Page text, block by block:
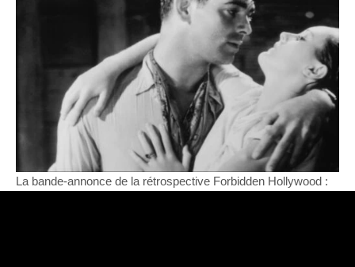
La bande-annonce de la rétrospective Forbidden Hollywood :